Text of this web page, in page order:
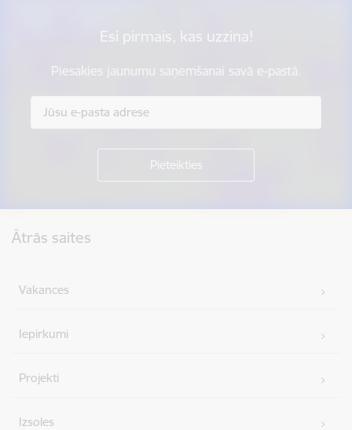
Esi pirmais, kas uzzina!
Piesakies jaunumu saņemšanai savā e-pastā.
Ātrās saites
Vakances
Iepirkumi
Projekti
Izsoles